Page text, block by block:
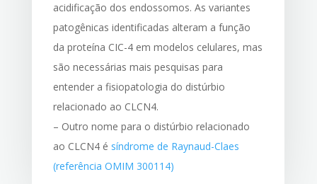
acidificação dos endossomos. As variantes
patogênicas identificadas alteram a função
da proteína CIC-4 em modelos celulares, mas
são necessárias mais pesquisas para
entender a fisiopatologia do distúrbio
relacionado ao CLCN4.
– Outro nome para o distúrbio relacionado
ao CLCN4 é síndrome de Raynaud-Claes
(referência OMIM 300114)